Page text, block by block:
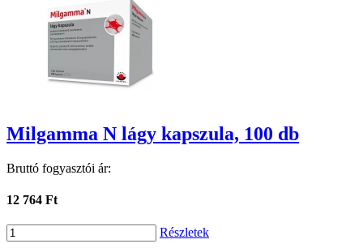
Milgamma N lágy kapszula, 100 db
Bruttó fogyasztói ár:
12 764 Ft
Részletek